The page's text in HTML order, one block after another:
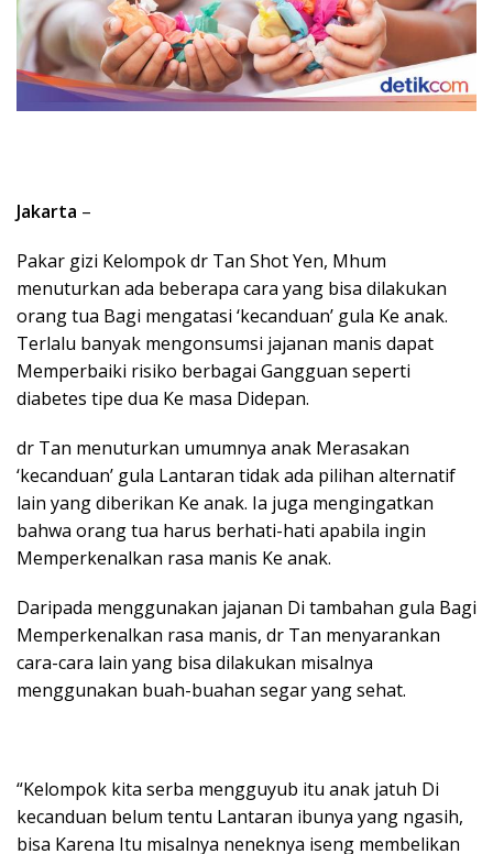
Jakarta –
Pakar gizi Kelompok dr Tan Shot Yen, Mhum
menuturkan ada beberapa cara yang bisa dilakukan
orang tua Bagi mengatasi ‘kecanduan’ gula Ke anak.
Terlalu banyak mengonsumsi jajanan manis dapat
Memperbaiki risiko berbagai Gangguan seperti
diabetes tipe dua Ke masa Didepan.
dr Tan menuturkan umumnya anak Merasakan
‘kecanduan’ gula Lantaran tidak ada pilihan alternatif
lain yang diberikan Ke anak. Ia juga mengingatkan
bahwa orang tua harus berhati-hati apabila ingin
Memperkenalkan rasa manis Ke anak.
Daripada menggunakan jajanan Di tambahan gula Bagi
Memperkenalkan rasa manis, dr Tan menyarankan
cara-cara lain yang bisa dilakukan misalnya
menggunakan buah-buahan segar yang sehat.
“Kelompok kita serba mengguyub itu anak jatuh Di
kecanduan belum tentu Lantaran ibunya yang ngasih,
bisa Karena Itu misalnya neneknya iseng membelikan